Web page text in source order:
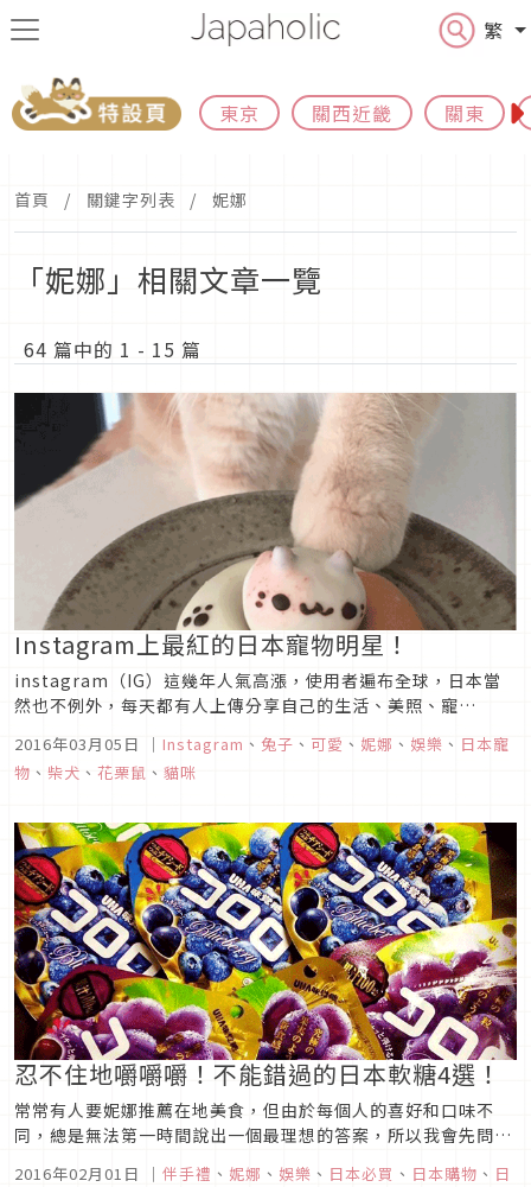
繁
東京 關西近畿 關東
首頁 關鍵字列表 妮娜
「妮娜」相關文章一覽
64 篇中的 1 - 15 篇
Instagram上最紅的日本寵物明星！
instagram（IG）這幾年人氣高漲，使用者遍布全球，日本當
然也不例外，每天都有人上傳分享自己的生活、美照、寵
都在使用囉！這些寵物仗著自己有可愛的外型、療癒的臉龐！叱
吒整個Instagram！今天帶各位來看看IG上的寵物明星們有多
2016年03月05日 ｜ Instagram 、 兔子 、 可愛 、 妮娜 、 娛樂 、 日本寵
物 、 柴犬 、 花栗鼠 、 貓咪
忍不住地嚼嚼嚼！不能錯過的日本軟糖4選！
常常有人要妮娜推薦在地美食，但由於每個人的喜好和口味不
同，總是無法第一時間說出一個最理想的答案，所以我會先問：
2016年02月01日 ｜ 伴手禮 、 妮娜 、 娛樂 、 日本必買 、 日本購物 、 日